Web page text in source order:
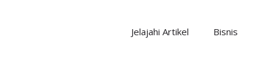
Jelajahi Artikel Bisnis